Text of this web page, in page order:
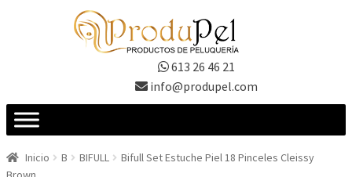
613 26 46 21
info@produpel.com
Inicio B BIFULL
Bifull Set Estuche Piel 18 Pinceles Cleissy